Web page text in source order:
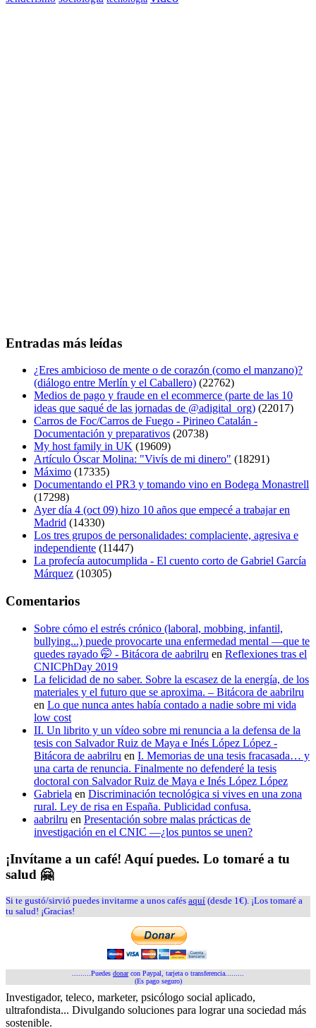
Entradas más leídas
¿Eres ambicioso de mente o de corazón (como el manzano)?
(diálogo entre Merlín y el Caballero) (22762)
Medios de pago y fraude en el ecommerce (parte de las 10
ideas que saqué de las jornadas de @adigital_org) (22017)
Carros de Foc/Carros de Fuego - Pirineo Catalán -
Documentación y preparativos (20738)
My host family in UK (19609)
Artículo Óscar Molina: "Vivís de mi dinero" (18291)
Máximo (17335)
Documentando el PR3 y tomando vino en Bodega Monastrell
(17298)
Ayer día 4 (oct 09) hizo 10 años que empecé a trabajar en
Madrid (14330)
Los tres grupos de personalidades: complaciente, agresiva e
independiente (11447)
La profecía autocumplida - El cuento corto de Gabriel García
Márquez (10305)
Comentarios
Sobre cómo el estrés crónico (laboral, mobbing, infantil,
bullying...) puede provocarte una enfermedad mental —que te
quedes rayado 🤭 - Bitácora de aabrilru en Reflexiones tras el
CNICPhDay 2019
La felicidad de no saber. Sobre la escasez de la energía, de los
materiales y el futuro que se aproxima. – Bitácora de aabrilru
en Lo que nunca antes había contado a nadie sobre mi vida
low cost
II. Un librito y un vídeo sobre mi renuncia a la defensa de la
tesis con Salvador Ruiz de Maya e Inés López López -
Bitácora de aabrilru en I. Memorias de una tesis fracasada… y
una carta de renuncia. Finalmente no defenderé la tesis
doctoral con Salvador Ruiz de Maya e Inés López López
Gabriela en Discriminación tecnológica si vives en una zona
rural. Ley de risa en España. Publicidad confusa.
aabrilru en Presentación sobre malas prácticas de
investigación en el CNIC —¿los puntos se unen?
¡Invítame a un café! Aquí puedes. Lo tomaré a tu
salud 🤗
Si te gustó/sirvió puedes invitarme a unos cafés aquí (desde 1€). ¡Los tomaré a
tu salud! ¡Gracias!
.........Puedes donarcon Paypal, tarjeta o transferencia.........
(Es pago seguro)
Investigador, teleco, marketer, psicólogo social aplicado,
ultrafondista... Divulgando soluciones para lograr una sociedad más
sostenible.